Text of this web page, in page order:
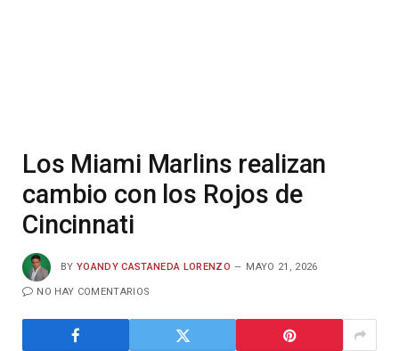
Los Miami Marlins realizan
cambio con los Rojos de
Cincinnati
BY YOANDY CASTANEDA LORENZO MAYO 21, 2026
NO HAY COMENTARIOS